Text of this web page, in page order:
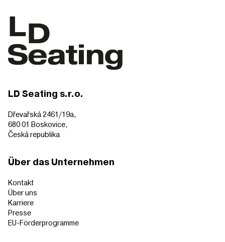
LD Seating s.r.o.
Dřevařská 2461/19a,
680 01 Boskovice,
Česká republika
Über das Unternehmen
Kontakt
Über uns
Karriere
Presse
EU-Förderprogramme